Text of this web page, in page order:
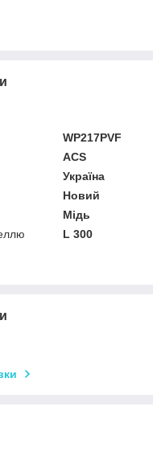
WP217PVF
ACS
Україна
Новий
Мідь
L 300